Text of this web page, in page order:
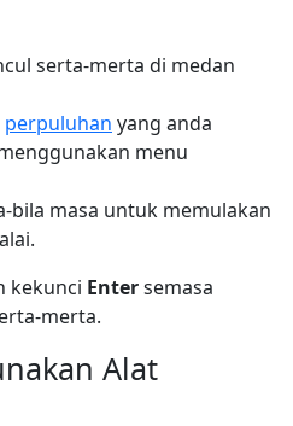
serta-merta di medan
perpuluhan yang anda
menu
bila masa untuk memulakan
kekunci Entersemasa
merta.
Alat